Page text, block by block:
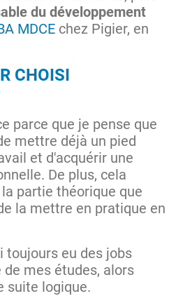
du développement
MDCE chez Pigier, en
CHOISI
parce que je pense que
mettre déjà un pied
et d'acquérir une
De plus, cela
partie théorique que
la mettre en pratique en
toujours eu des jobs
mes études, alors
suite logique.